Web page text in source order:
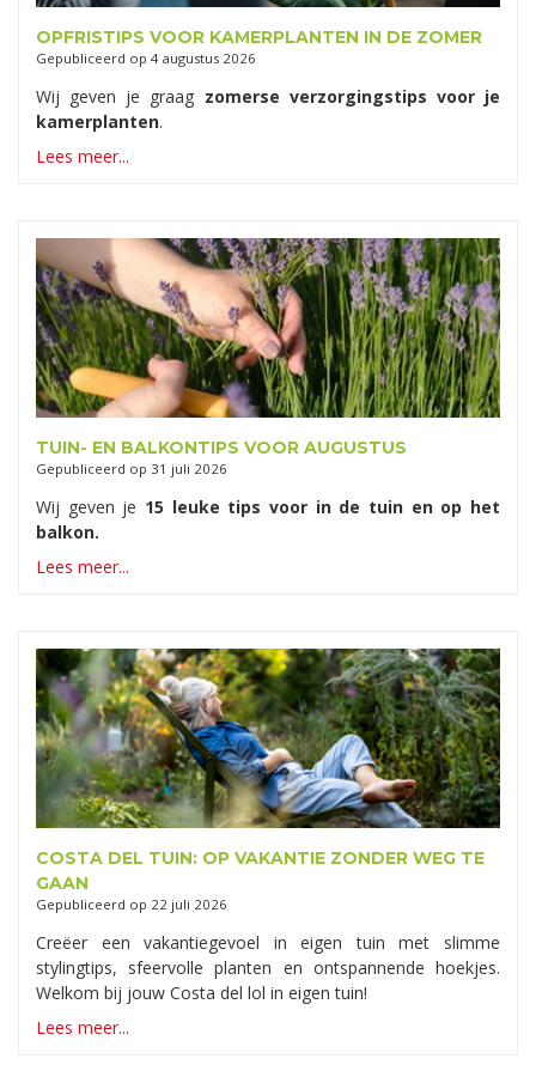
OPFRISTIPS VOOR KAMERPLANTEN IN DE ZOMER
Gepubliceerd op 4 augustus 2026
Wij geven je graag zomerse verzorgingstips voor je
kamerplanten.
Lees meer...
TUIN- EN BALKONTIPS VOOR AUGUSTUS
Gepubliceerd op 31 juli 2026
Wij geven je 15 leuke tips voor in de tuin en op het
balkon.
Lees meer...
COSTA DEL TUIN: OP VAKANTIE ZONDER WEG TE
GAAN
Gepubliceerd op 22 juli 2026
Creëer een vakantiegevoel in eigen tuin met slimme
stylingtips, sfeervolle planten en ontspannende hoekjes.
Welkom bij jouw Costa del lol in eigen tuin!
Lees meer...